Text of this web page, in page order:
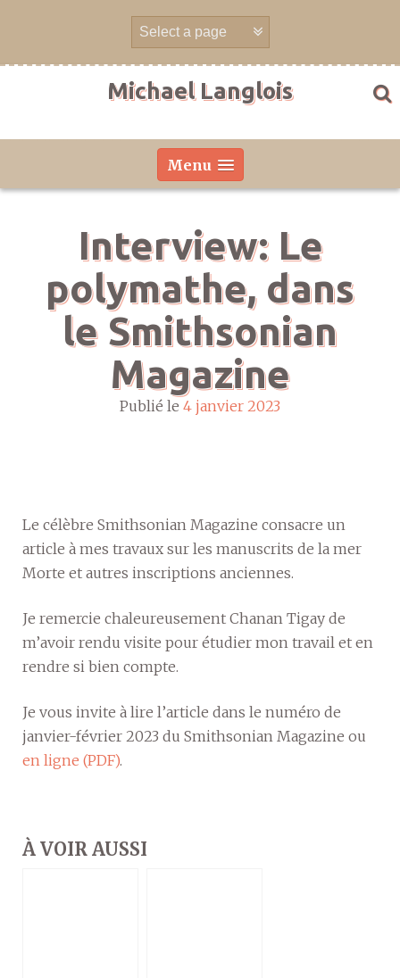
Michael Langlois
Menu
Interview: Le
polymathe, dans
le Smithsonian
Magazine
Publié le 4 janvier 2023
Le célèbre Smithsonian Magazine consacre un
article à mes travaux sur les manuscrits de la mer
Morte et autres inscriptions anciennes.
Je remercie chaleureusement Chanan Tigay de
m’avoir rendu visite pour étudier mon travail et en
rendre si bien compte.
Je vous invite à lire l’article dans le numéro de
janvier-février 2023 du Smithsonian Magazine ou
en ligne (PDF).
À VOIR AUSSI